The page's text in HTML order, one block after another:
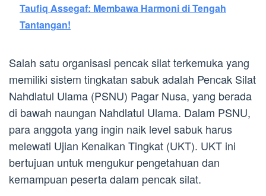
Taufiq Assegaf: Membawa Harmoni di Tengah
Tantangan!
Salah satu organisasi pencak silat terkemuka yang
memiliki sistem tingkatan sabuk adalah Pencak Silat
Nahdlatul Ulama (PSNU) Pagar Nusa, yang berada
di bawah naungan Nahdlatul Ulama. Dalam PSNU,
para anggota yang ingin naik level sabuk harus
melewati Ujian Kenaikan Tingkat (UKT). UKT ini
bertujuan untuk mengukur pengetahuan dan
kemampuan peserta dalam pencak silat.